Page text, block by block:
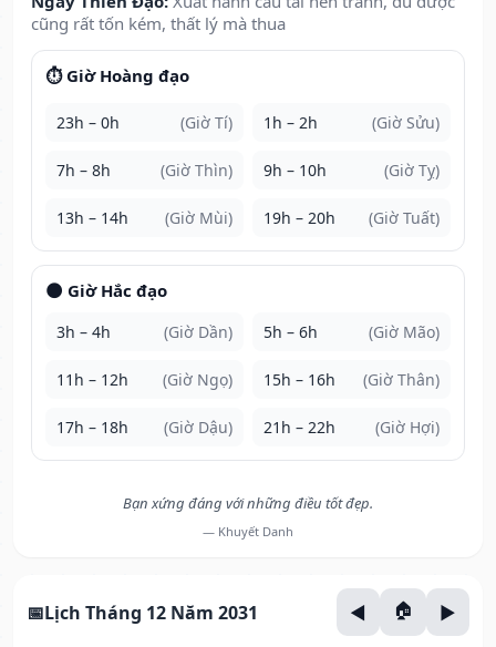
cũng rất tốn kém, thất lý mà thua
⏱️ Giờ Hoàng đạo
23h – 0h (Giờ Tí) 1h – 2h (Giờ Sửu)
7h – 8h (Giờ Thìn) 9h – 10h (Giờ Tỵ)
13h – 14h (Giờ Mùi) 19h – 20h (Giờ Tuất)
🌑 Giờ Hắc đạo
3h – 4h (Giờ Dần) 5h – 6h (Giờ Mão)
11h – 12h (Giờ Ngọ) 15h – 16h (Giờ Thân)
17h – 18h (Giờ Dậu) 21h – 22h (Giờ Hợi)
Bạn xứng đáng với những điều tốt đẹp.
— Khuyết Danh
Lịch Tháng 12 Năm 2031